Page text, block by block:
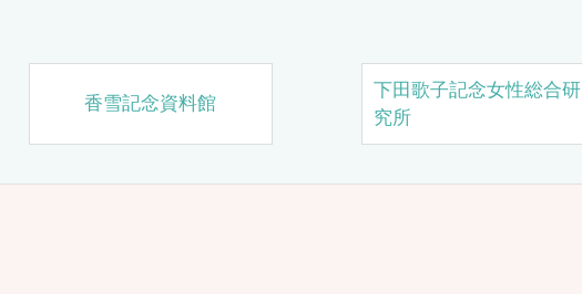
香雪記念資料館
下田歌子記念女性総合研
究所